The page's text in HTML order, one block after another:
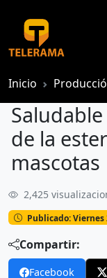
Inicio
de la
mascotas
2,425
Publicado:
Compartir:
Facebook